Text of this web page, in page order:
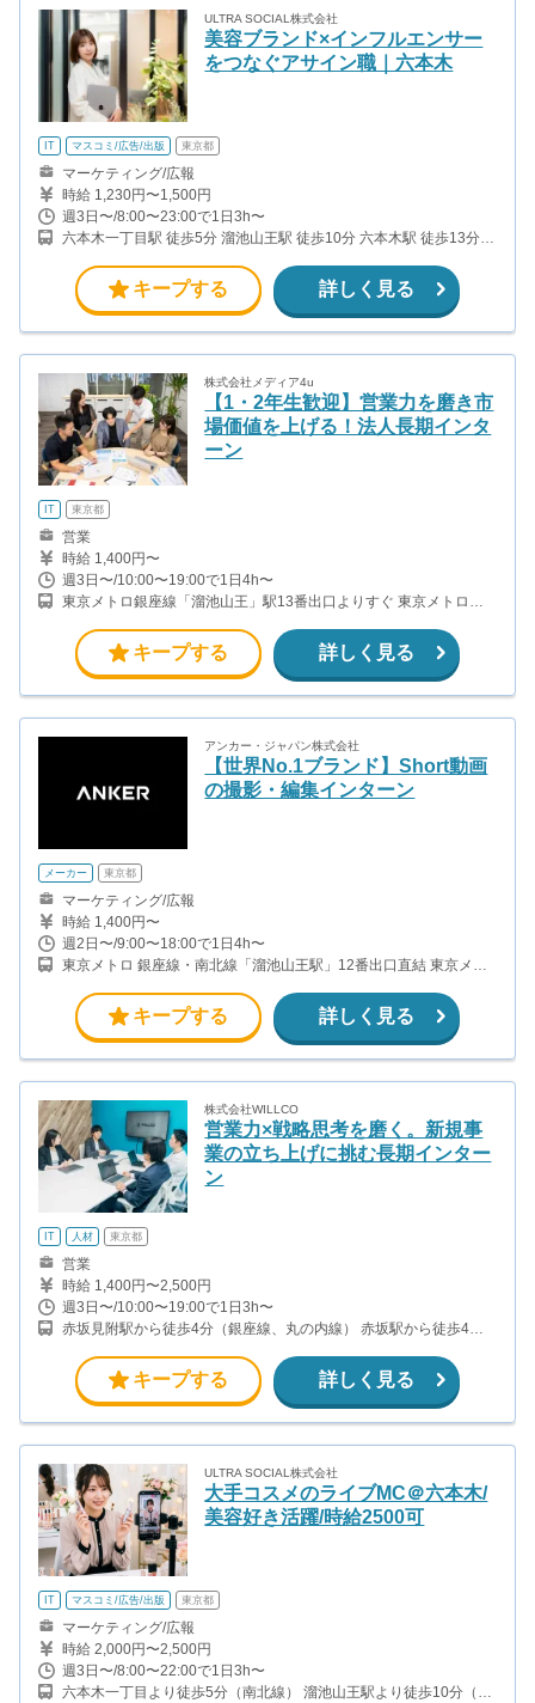
ULTRA SOCIAL株式会社
美容ブランド×インフルエンサー
をつなぐアサイン職｜六本木
IT マスコミ/広告/出版 東京都
マーケティング/広報
時給 1,230円〜1,500円
週3日〜/8:00〜23:00で1日3h〜
六本木一丁目駅 徒歩5分 溜池山王駅 徒歩10分 六本木駅 徒歩13分
キープする 詳しく見る
株式会社メディア4u
【1・2年生歓迎】営業力を磨き市
場価値を上げる！法人長期インタ
ーン
IT 東京都
営業
時給 1,400円〜
週3日〜/10:00〜19:00で1日4h〜
東京メトロ銀座線「溜池山王」駅13番出口よりすぐ 東京メトロ丸
キープする 詳しく見る
アンカー・ジャパン株式会社
【世界No.1ブランド】Short動画
の撮影・編集インターン
メーカー 東京都
マーケティング/広報
時給 1,400円〜
週2日〜/9:00〜18:00で1日4h〜
東京メトロ 銀座線・南北線「溜池山王駅」12番出口直結 東京メト
キープする 詳しく見る
株式会社WILLCO
営業力×戦略思考を磨く。新規事
業の立ち上げに挑む長期インター
ン
IT 人材 東京都
営業
時給 1,400円〜2,500円
週3日〜/10:00〜19:00で1日3h〜
赤坂見附駅から徒歩4分（銀座線、丸の内線） 赤坂駅から徒歩4分
線） 溜池山王駅から徒歩10分（銀座線、南北線）
キープする 詳しく見る
ULTRA SOCIAL株式会社
大手コスメのライブMC＠六本木/
美容好き活躍/時給2500可
IT マスコミ/広告/出版 東京都
マーケティング/広報
時給 2,000円〜2,500円
週3日〜/8:00〜22:00で1日3h〜
六本木一丁目より徒歩5分（南北線） 溜池山王駅より徒歩10分（銀